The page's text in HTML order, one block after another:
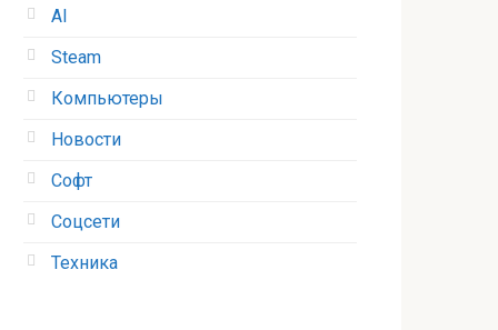
AI
Steam
Компьютеры
Новости
Софт
Соцсети
Техника